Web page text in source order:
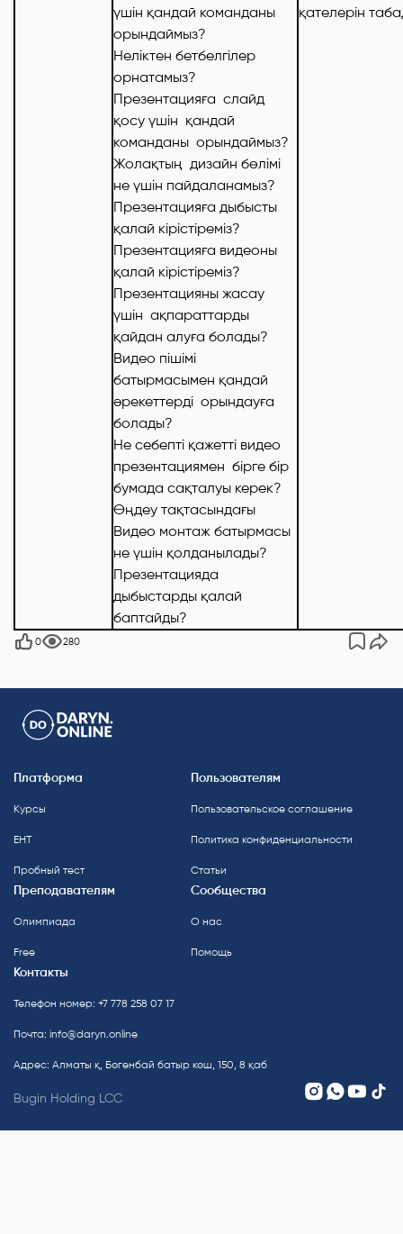
үшін қандай команданы
орындаймыз?
Неліктен бетбелгілер
орнатамыз?
Презентацияға слайд
қосу үшін қандай
команданы орындаймыз?
Жолақтың дизайн бөлімі
не үшін пайдаланамыз?
Презентацияға дыбысты
қалай кірістіреміз?
Презентацияға видеоны
қалай кірістіреміз?
Презентацияны жасау
үшін ақпараттарды
қайдан алуға болады?
Видео пішімі
батырмасымен қандай
әрекеттерді орындауға
болады?
Не себепті қажетті видео
презентациямен бірге бір
бумада сақталуы керек?
Өңдеу тақтасындағы
Видео монтаж батырмасы
не үшін қолданылады?
Презентацияда
дыбыстарды қалай
баптайды?
қателерін
0 280
Платформа
Курсы
ЕНТ
Пробный тест
Пользователям
Пользовательское соглашение
Политика конфиденциальности
Статьи
Преподавателям
Олимпиада
Free
Сообщества
О нас
Помощь
Контакты
Телефон номер: +7 778 258 07 17
Почта: info@daryn.online
Адрес: Алматы қ, Бөгенбай батыр көш, 150, 8 қаб
Bugin Holding LCC